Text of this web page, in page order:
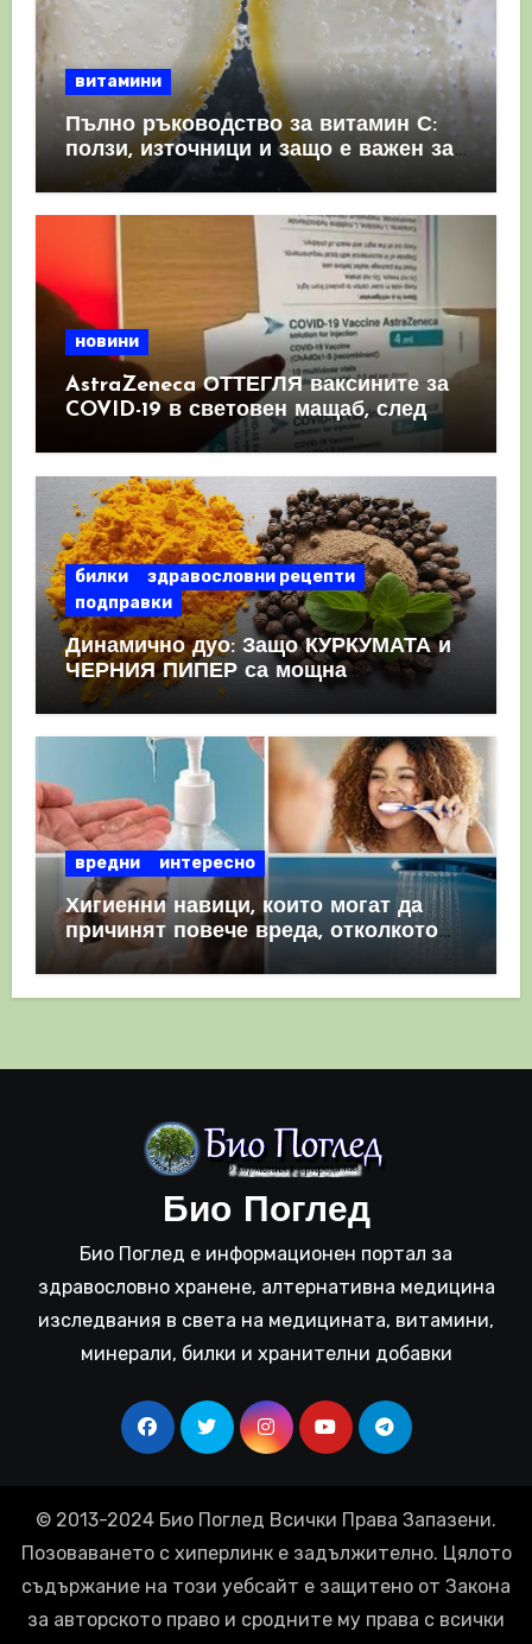
витамини
Пълно ръководство за витамин С:
ползи, източници и защо е важен за
имунната система
новини
AstraZeneca ОТТЕГЛЯ ваксините за
COVID-19 в световен мащаб, след
като призна, че те причиняват
билки
здравословни рецепти
подправки
Динамично дуо: Защо КУРКУМАТА и
ЧЕРНИЯ ПИПЕР са мощна
комбинация
вредни интересно
Хигиенни навици, които могат да
причинят повече вреда, отколкото
полза
Био Поглед
Био Поглед е информационен портал за
здравословно хранене, алтернативна медицина
изследвания в света на медицината, витамини,
минерали, билки и хранителни добавки
© 2013-2024 Био Поглед Всички Права Запазени.
Позоваването с хиперлинк е задължително. Цялото
съдържание на този уебсайт е защитено от Закона
за авторското право и сродните му права с всички